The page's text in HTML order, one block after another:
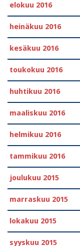
elokuu 2016
heinäkuu 2016
kesäkuu 2016
toukokuu 2016
huhtikuu 2016
maaliskuu 2016
helmikuu 2016
tammikuu 2016
joulukuu 2015
marraskuu 2015
lokakuu 2015
syyskuu 2015